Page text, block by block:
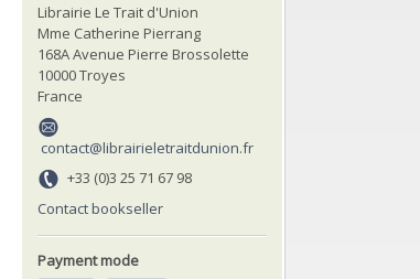
Librairie Le Trait d'Union
Mme Catherine Pierrang
168A Avenue Pierre Brossolette
10000 Troyes
France
contact@librairieletraitdunion.fr
+33 (0)3 25 71 67 98
Contact bookseller
Payment mode